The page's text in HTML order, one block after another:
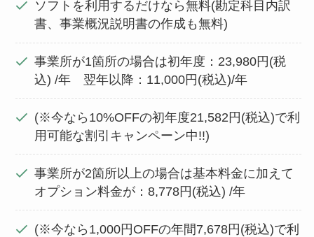
ソフトを利用するだけなら無料(勘定科目内訳
書、事業概況説明書の作成も無料)
事業所が1箇所の場合は初年度：23,980円(税
込) /年 翌年以降：11,000円(税込)/年
(※今なら10%OFFの初年度21,582円(税込)で利
用可能な割引キャンペーン中!!)
事業所が2箇所以上の場合は基本料金に加えて
オプション料金が：8,778円(税込) /年
(※今なら1,000円OFFの年間7,678円(税込)で利